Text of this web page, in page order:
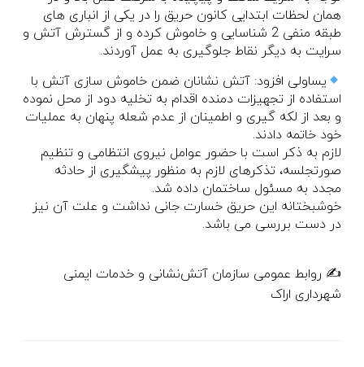
همان لحظات ابتدایی کانون حریق را در یکی از انباری های
طبقه منفی 2 شناسایی و خاموش کرده و از گسترش آتش و
سرایت به دیگر نقاط جلوگیری به عمل آوردند.
یساولی افزود: آتش نشانان ضمن خاموش سازی آتش با
استفاده از تجهیزات دمنده اقدام به تخلیه دود از محل نموده
و بعد از لکه گیری و اطمینان از عدم شعله پنهان به عملیات
خود خاتمه دادند.
لازم به ذکر است با حضور عوامل نیروی انتظامی و تنظیم
صورتجلسه، تذکرهای لازم به منظور پیشگیری از حادثه
مجدد به مسئول ساختمان داده شد.
خوشبختانه این حریق خسارت جانی نداشت و علت آن نیز
در دست بررسی می باشد.
✍️ روابط عمومی سازمان آتش‌نشانی و خدمات ایمنی
شهرداری اراک